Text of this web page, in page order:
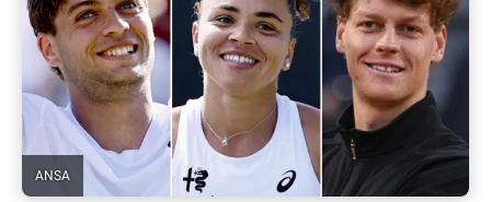
ANSA